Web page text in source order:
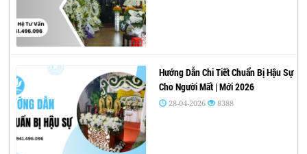
Hướng Dẫn Chi Tiết Chuẩn Bị Hậu Sự
Cho Người Mất | Mới 2026
28-04-2026 8388